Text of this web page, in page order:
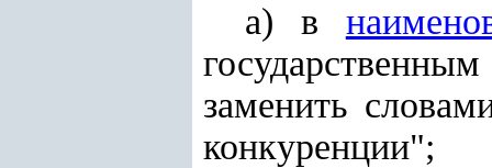
а) в
заменить
конкуренции";